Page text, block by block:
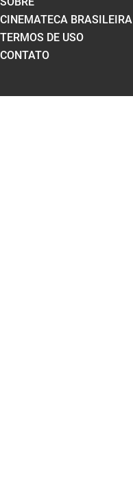
CINEMATECA BRASILEIRA
TERMOS DE USO
CONTATO